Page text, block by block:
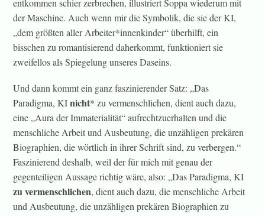
entkommen schier zerbrechen, illustriert Soppa wiederum mit
der Maschine. Auch wenn mir die Symbolik, die sie der KI,
„dem größten aller Arbeiter*innenkinder“ überhilft, ein
bisschen zu romantisierend daherkommt, funktioniert sie
zweifellos als Spiegelung unseres Daseins.
Und dann kommt ein ganz faszinierender Satz: „Das
Paradigma, KInicht* zu vermenschlichen, dient auch dazu,
eine „Aura der Immaterialität“ aufrechtzuerhalten und die
menschliche Arbeit und Ausbeutung, die unzähligen prekären
Biographien, die wörtlich in ihrer Schrift sind, zu verbergen.“
Faszinierend deshalb, weil der für mich mit genau der
gegenteiligen Aussage richtig wäre, also: „Das Paradigma, KI
zu vermenschlichen, dient auch dazu, die menschliche Arbeit
und Ausbeutung, die unzähligen prekären Biographien zu